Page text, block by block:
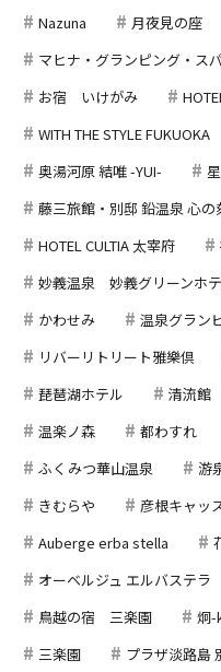
Nazuna
月夜見の座
マヒナ・グランピング・ス
お宿 いけがみ
WITH THE STYLE FUKUOKA
奥湯河原 結唯 -YUI-
藤三旅館・別邸 鉛温泉 心の
HOTEL CULTIA 太宰府
妙義温泉 妙義グリーンホ
かわせみ
温泉グラン
リバーリトリート雅樂倶
琵琶湖ホテル
清流館
温楽ノ森
都わすれ
ふくみつ華山温泉
游
きむらや
彦根キャッ
Auberge erba stella
オーベルジュ エルバステラ
鳥越の宿 三楽園
炯-
三楽園
プラザ淡路島